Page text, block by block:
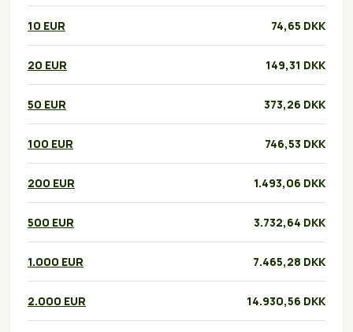
10 EUR 74,65 DKK
20 EUR 149,31 DKK
50 EUR 373,26 DKK
100 EUR 746,53 DKK
200 EUR 1.493,06 DKK
500 EUR 3.732,64 DKK
1.000 EUR 7.465,28 DKK
2.000 EUR 14.930,56 DKK